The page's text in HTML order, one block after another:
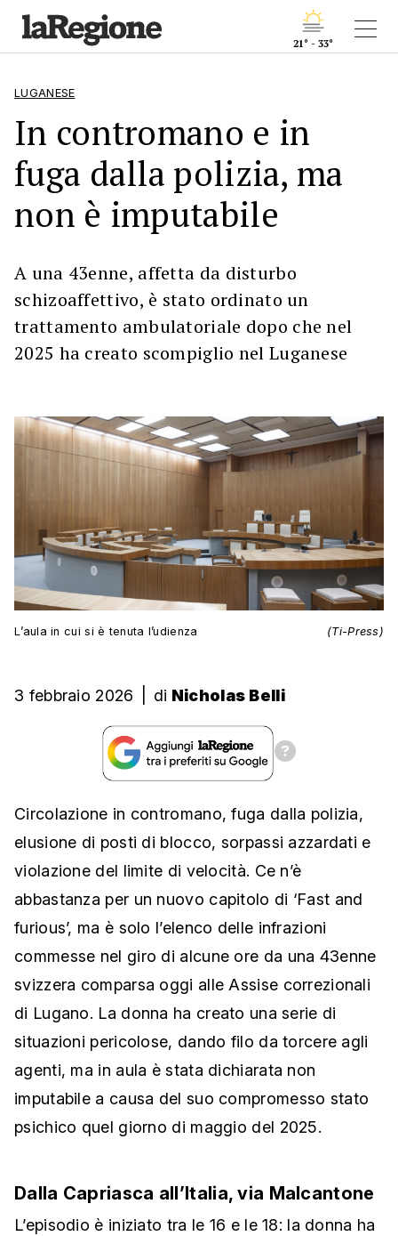
21° - 33°
LUGANESE
In contromano e in
fuga dalla polizia, ma
non è imputabile
A una 43enne, affetta da disturbo
schizoaffettivo, è stato ordinato un
trattamento ambulatoriale dopo che nel
2025 ha creato scompiglio nel Luganese
L’aula in cui si è tenuta l’udienza (Ti-Press)
3 febbraio 2026 di Nicholas Belli
Circolazione in contromano, fuga dalla polizia,
elusione di posti di blocco, sorpassi azzardati e
violazione del limite di velocità. Ce n’è
abbastanza per un nuovo capitolo di ‘Fast and
furious’, ma è solo l’elenco delle infrazioni
commesse nel giro di alcune ore da una 43enne
svizzera comparsa oggi alle Assise correzionali
di Lugano. La donna ha creato una serie di
situazioni pericolose, dando filo da torcere agli
agenti, ma in aula è stata dichiarata non
imputabile a causa del suo compromesso stato
psichico quel giorno di maggio del 2025.
Dalla Capriasca all’Italia, via Malcantone
L’episodio è iniziato tra le 16 e le 18: la donna ha